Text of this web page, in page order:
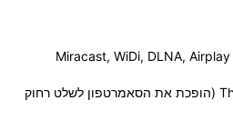
תמיכה מלאה באפליקציה ThinQ (הופכת את הסאמרטפון לשלט רחוק